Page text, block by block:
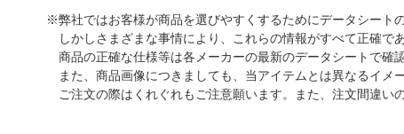
※弊社ではお客様が商品を選びやすくするためにデータシート
しかしさまざまな事情により、これらの情報がすべて正確で
商品の正確な仕様等は各メーカーの最新のデータシートで確
また、商品画像につきましても、当アイテムとは異なるイメ
ご注文の際はくれぐれもご注意願います。また、注文間違い